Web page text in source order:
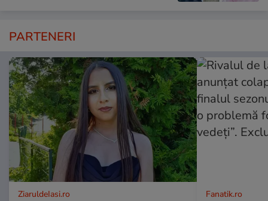
PARTENERI
ZiaruldeIasi.ro Fanatik.ro